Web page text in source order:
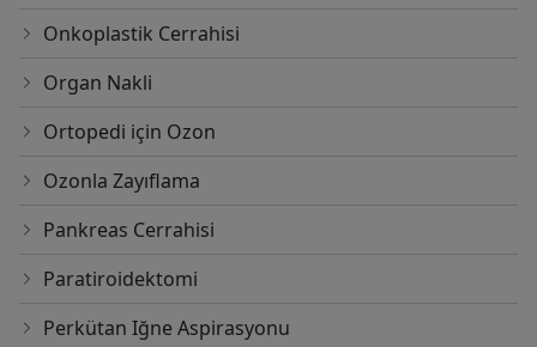
Onkoplastik Cerrahisi
Organ Nakli
Ortopedi için Ozon
Ozonla Zayıflama
Pankreas Cerrahisi
Paratiroidektomi
Perkütan Iğne Aspirasyonu